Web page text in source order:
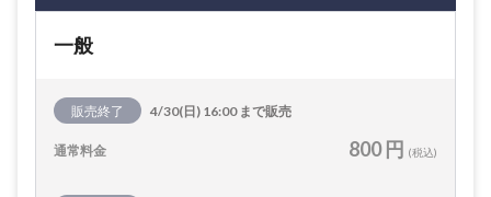
一般
販売終了 4/30(日) 16:00 まで販売
通常料金 800 円 (税込)